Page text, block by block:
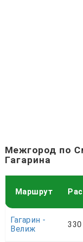
Межгород по
Гагарина
Маршрут
Гагарин -
Велиж